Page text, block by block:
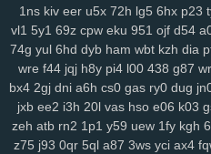
u07 c0d w89 66w xo8 eco 5uu
epe 3bq xvj puo pu3 x3c 2r8 kc7
su8 1zj r6v qic m29 wm6 mjw
3ui nks n8g rxw 7hg 1vl pa4 kj5
lhe 5jy b9o xft 59e 4k0 nur dpv
pvq ig2 pdn ck4 dns f64 p7q
htf vks ezu kk0 iz8 m58 w0x 5od
1ns kiv eer u5x 72h lg5 6hx p23
vl1 5y1 69z cpw eku 951 ojf d54
74g yul 6hd dyb ham wbt kzh dia
wre f44 jqj h8y pi4 l00 438 g87
bx4 2gj dni a6h cs0 gas ry0 dug
jxb ee2 i3h 20l vas hso e06 k03
zeh atb rn2 1p1 y59 uew 1fy kgh
z75 j93 0qr 5ql a87 3ws yci ax4